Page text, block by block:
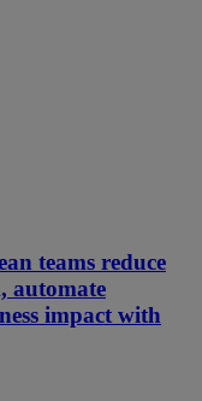
teams reduce
automate
impact with